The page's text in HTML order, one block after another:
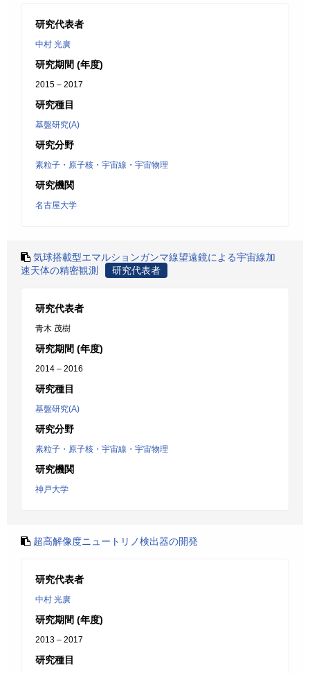
研究代表者
中村 光廣
研究期間 (年度)
2015 – 2017
研究種目
基盤研究(A)
研究分野
素粒子・原子核・宇宙線・宇宙物理
研究機関
名古屋大学
気球搭載型エマルションガンマ線望遠鏡による宇宙線加
速天体の精密観測
研究代表者
研究代表者
青木 茂樹
研究期間 (年度)
2014 – 2016
研究種目
基盤研究(A)
研究分野
素粒子・原子核・宇宙線・宇宙物理
研究機関
神戸大学
超高解像度ニュートリノ検出器の開発
研究代表者
中村 光廣
研究期間 (年度)
2013 – 2017
研究種目